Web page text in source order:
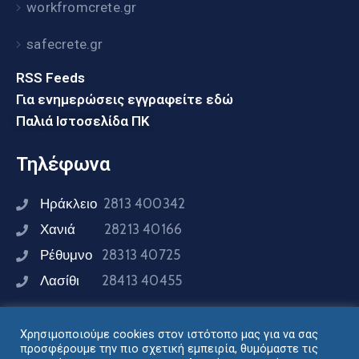
workfromcrete.gr
safecrete.gr
RSS Feeds
Για ενημερώσεις εγγραφείτε εδώ
Παλιά Ιστοσελίδα ΠΚ
Τηλέφωνα
Ηράκλειο 2813 400342
Χανιά 28213 40166
Ρέθυμνο 28313 40725
Λασίθι 28413 40455
Συνδεθείτε μαζί μας
Χρησιμοποιούμε cookies στον ιστότοπο μας για να σας
προσφέρουμε την πιο σχετική εμπειρία, θυμόμαστε τις